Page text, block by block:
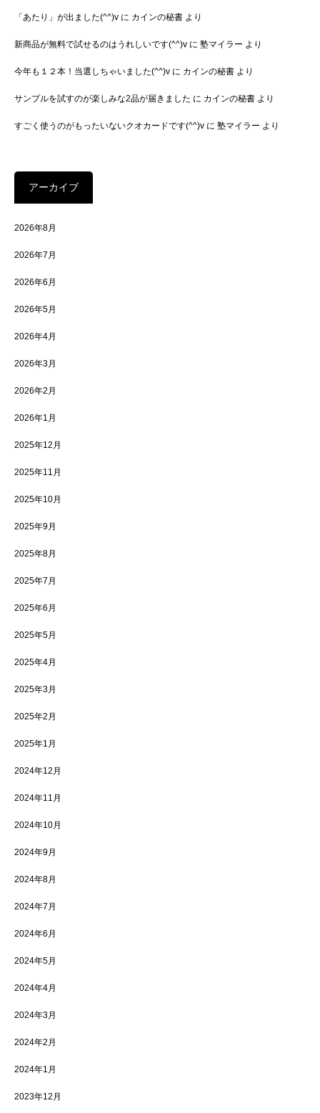
「あたり」が出ました(^^)v に カインの秘書 より
新商品が無料で試せるのはうれしいです(^^)v に 塾マイラー より
今年も１２本！当選しちゃいました(^^)v に カインの秘書 より
サンプルを試すのが楽しみな2品が届きました に カインの秘書 より
すごく使うのがもったいないクオカードです(^^)v に 塾マイラー より
アーカイブ
2026年8月
2026年7月
2026年6月
2026年5月
2026年4月
2026年3月
2026年2月
2026年1月
2025年12月
2025年11月
2025年10月
2025年9月
2025年8月
2025年7月
2025年6月
2025年5月
2025年4月
2025年3月
2025年2月
2025年1月
2024年12月
2024年11月
2024年10月
2024年9月
2024年8月
2024年7月
2024年6月
2024年5月
2024年4月
2024年3月
2024年2月
2024年1月
2023年12月